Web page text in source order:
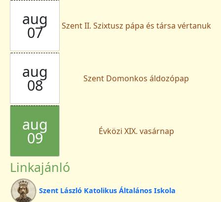
aug
07 Szent II. Szixtusz pápa és társa vértanuk
aug
08 Szent Domonkos áldozópap
aug
09 Évközi XIX. vasárnap
Linkajánló
Szent László Katolikus Általános Iskola